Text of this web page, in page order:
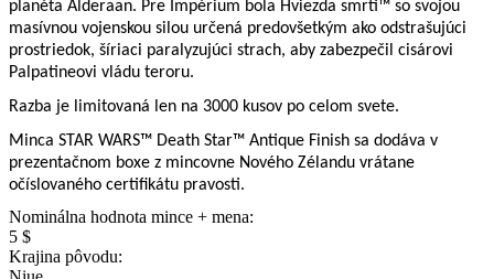
planéta Alderaan. Pre Impérium bola Hviezda smrti™ so svojou
masívnou vojenskou silou určená predovšetkým ako odstrašujúci
prostriedok, šíriaci paralyzujúci strach, aby zabezpečil cisárovi
Palpatineovi vládu teroru.
Razba je limitovaná len na 3000 kusov po celom svete.
Minca STAR WARS™ Death Star™ Antique Finish sa dodáva v
prezentačnom boxe z mincovne Nového Zélandu vrátane
očíslovaného certifikátu pravosti.
Nominálna hodnota mince + mena:
5 $
Krajina pôvodu: